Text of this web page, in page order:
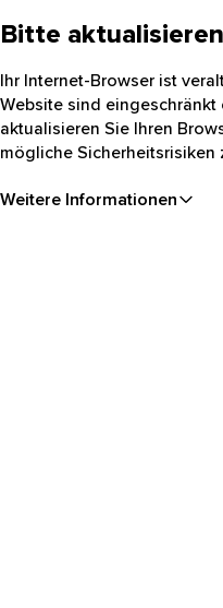
Bitte
Ihr Internet-Browser ist
Website sind eingeschränkt
aktualisieren Sie Ihren
mögliche Sicherheitsrisiken
Weitere Informationen